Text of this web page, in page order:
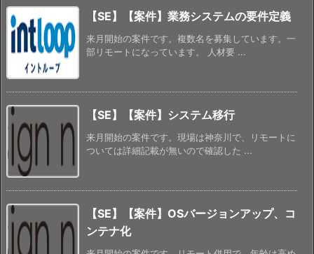
【SE】【案件】業務システムの要件定義
来月開始の案件です。複数名を募集しています。一
部リモートになっています。 人材要 ...
【SE】【案件】システム移行
来月開始の案件です。現場は神奈川で、リモートに
ついては詳細記載が無いので確認した ...
【SE】【案件】OSバージョンアップ、コ
ンテナ化